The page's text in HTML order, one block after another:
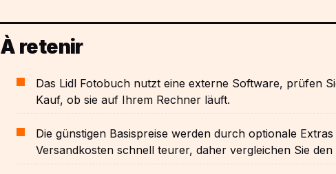
À retenir
Das Lidl Fotobuch nutzt eine externe Software, prüfen
Kauf, ob sie auf Ihrem Rechner läuft.
Die günstigen Basispreise werden durch optionale
Versandkosten schnell teurer, daher vergleichen Sie den